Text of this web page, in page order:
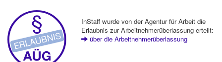
InStaff wurde von der Agentur für Arbeit die
Erlaubnis zur Arbeitnehmerüberlassung erteilt:
über die Arbeitnehmerüberlassung